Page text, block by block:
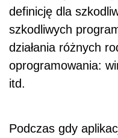
definicję dla
szkodliwych
działania różnych
oprogramowania:
itd.
Podczas gdy